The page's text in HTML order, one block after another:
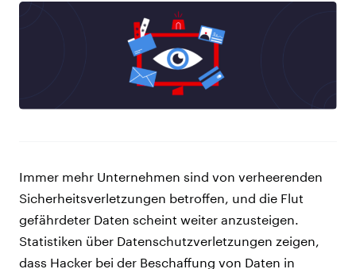
Immer mehr Unternehmen sind von verheerenden
Sicherheitsverletzungen betroffen, und die Flut
gefährdeter Daten scheint weiter anzusteigen.
Statistiken über Datenschutzverletzungen zeigen,
dass Hacker bei der Beschaffung von Daten in